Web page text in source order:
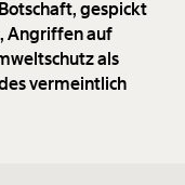
gespickt
Angriffen auf
als
vermeintlich